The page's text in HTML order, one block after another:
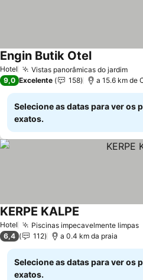
Hotel Vistas panorâmicas do jardimVer
Engin Butik OtelVer preços
9,0 Excelente 158 a 15.6 km de
Selecione as datas para ver os
exatos.
Hotel Piscinas impecavelmente limpas
KERPE KALPE
6,4 112 a 0.4 km da praia
Selecione as datas para ver os
exatos.